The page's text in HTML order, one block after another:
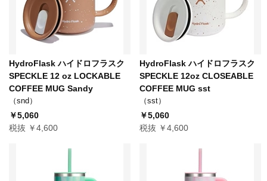
HydroFlask ハイドロフラスク
SPECKLE 12 oz LOCKABLE
COFFEE MUG Sandy
（snd）
￥5,060
税抜 ￥4,600
HydroFlask ハイドロフラスク
SPECKLE 12oz CLOSEABLE
COFFEE MUG sst
（sst）
￥5,060
税抜 ￥4,600